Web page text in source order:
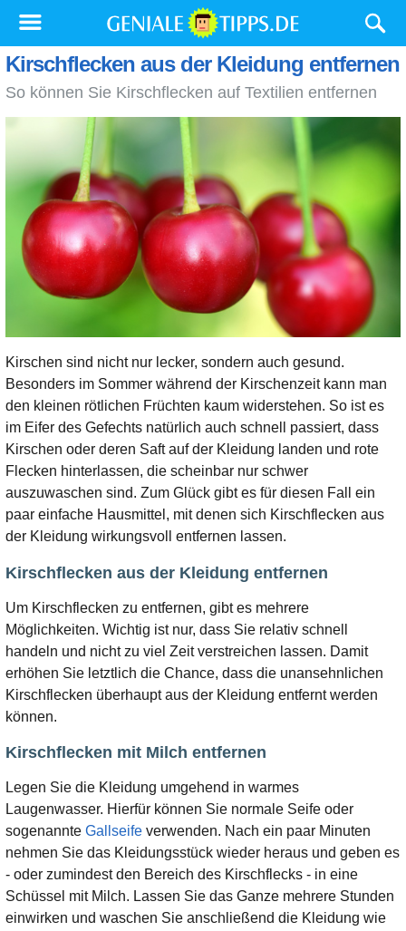
Kirschflecken aus der Kleidung entfernen
So können Sie Kirschflecken auf Textilien entfernen
Kirschen sind nicht nur lecker, sondern auch gesund.
Besonders im Sommer während der Kirschenzeit kann man
den kleinen rötlichen Früchten kaum widerstehen. So ist es
im Eifer des Gefechts natürlich auch schnell passiert, dass
Kirschen oder deren Saft auf der Kleidung landen und rote
Flecken hinterlassen, die scheinbar nur schwer
auszuwaschen sind. Zum Glück gibt es für diesen Fall ein
paar einfache Hausmittel, mit denen sich Kirschflecken aus
der Kleidung wirkungsvoll entfernen lassen.
Kirschflecken aus der Kleidung entfernen
Um Kirschflecken zu entfernen, gibt es mehrere
Möglichkeiten. Wichtig ist nur, dass Sie relativ schnell
handeln und nicht zu viel Zeit verstreichen lassen. Damit
erhöhen Sie letztlich die Chance, dass die unansehnlichen
Kirschflecken überhaupt aus der Kleidung entfernt werden
können.
Kirschflecken mit Milch entfernen
Legen Sie die Kleidung umgehend in warmes
Laugenwasser. Hierfür können Sie normale Seife oder
sogenannteGallseife verwenden. Nach ein paar Minuten
nehmen Sie das Kleidungsstück wieder heraus und geben es
- oder zumindest den Bereich des Kirschflecks - in eine
Schüssel mit Milch. Lassen Sie das Ganze mehrere Stunden
einwirken und waschen Sie anschließend die Kleidung wie